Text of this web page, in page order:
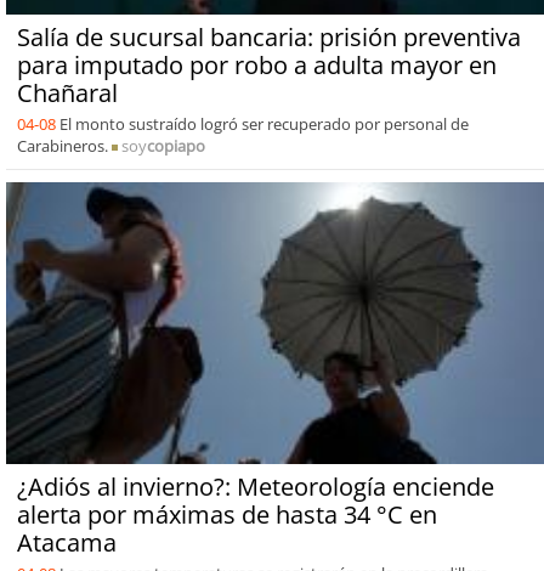
Salía de sucursal bancaria: prisión preventiva
para imputado por robo a adulta mayor en
Chañaral
04-08 El monto sustraído logró ser recuperado por personal de
Carabineros.
soycopiapo
¿Adiós al invierno?: Meteorología enciende
alerta por máximas de hasta 34 °C en
Atacama